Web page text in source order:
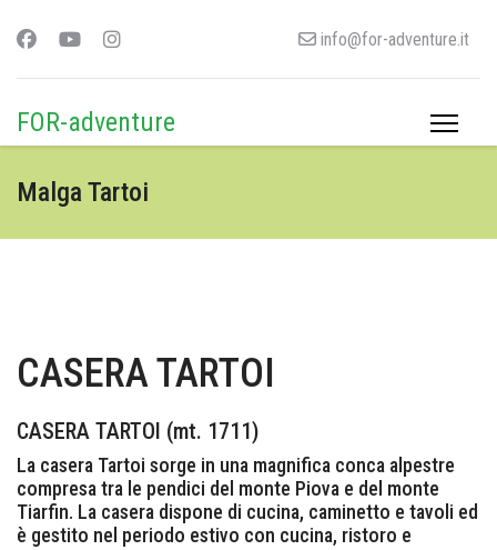
info@for-adventure.it
FOR-adventure
Malga Tartoi
CASERA TARTOI
CASERA TARTOI (mt. 1711)
La casera Tartoi sorge in una magnifica conca alpestre
compresa tra le pendici del monte Piova e del monte
Tiarfin. La casera dispone di cucina, caminetto e tavoli ed
è gestito nel periodo estivo con cucina, ristoro e